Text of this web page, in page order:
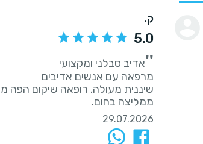
ק.
5.0
''
ממליצה בחום.
29.07.2026